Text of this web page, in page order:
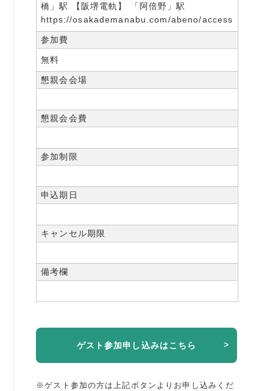
橋」駅 【阪堺電軌】 「阿倍野」駅
https://osakademanabu.com/abeno/access
参加費
無料
懇親会会場
懇親会会費
参加制限
申込期日
キャンセル期限
備考欄
ゲスト参加申し込みはこちら
※ゲスト参加の方は上記ボタンよりお申し込みくだ